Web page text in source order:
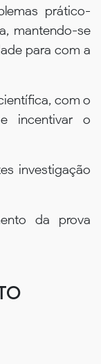
prático-
mantendo-se
para com a
com o
incentivar o
investigação
da prova